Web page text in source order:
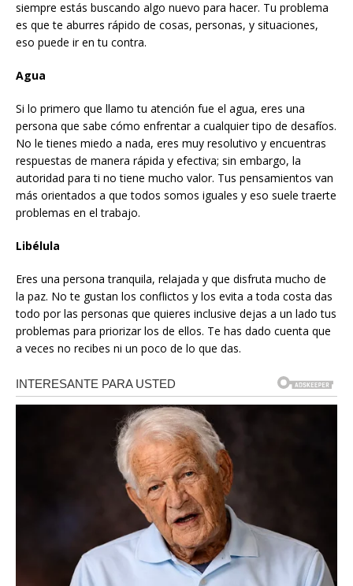
siempre estás buscando algo nuevo para hacer. Tu problema
es que te aburres rápido de cosas, personas, y situaciones,
eso puede ir en tu contra.
Agua
Si lo primero que llamo tu atención fue el agua, eres una
persona que sabe cómo enfrentar a cualquier tipo de desafíos.
No le tienes miedo a nada, eres muy resolutivo y encuentras
respuestas de manera rápida y efectiva; sin embargo, la
autoridad para ti no tiene mucho valor. Tus pensamientos van
más orientados a que todos somos iguales y eso suele traerte
problemas en el trabajo.
Libélula
Eres una persona tranquila, relajada y que disfruta mucho de
la paz. No te gustan los conflictos y los evita a toda costa das
todo por las personas que quieres inclusive dejas a un lado tus
problemas para priorizar los de ellos. Te has dado cuenta que
a veces no recibes ni un poco de lo que das.